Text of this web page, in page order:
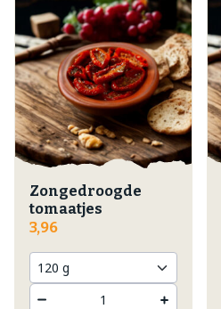
Zongedroogde
tomaatjes
3,96